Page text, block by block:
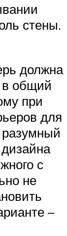
стены.
должна
в общий
при
для
с
не
–